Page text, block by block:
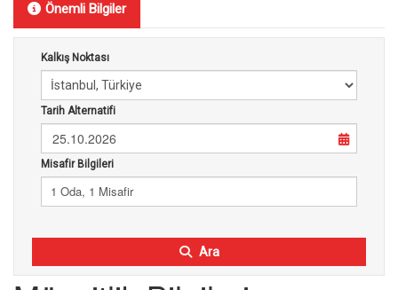
Önemli Bilgiler
Kalkış Noktası
Tarih Alternatifi
25.10.2026
Misafir Bilgileri
1 Oda, 1 Misafir
Ara